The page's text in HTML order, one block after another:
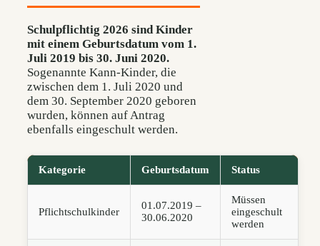
Schulpflichtig 2026 sind Kinder
mit einem Geburtsdatum vom 1.
Juli 2019 bis 30. Juni 2020.
Sogenannte Kann-Kinder, die
zwischen dem 1. Juli 2020 und
dem 30. September 2020 geboren
wurden, können auf Antrag
ebenfalls eingeschult werden.
Kategorie Geburtsdatum Status
Pflichtschulkinder
01.07.2019 –
30.06.2020
Müssen
eingeschult
werden